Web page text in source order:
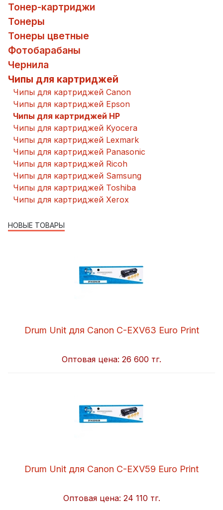
Тонер-картриджи
Тонеры
Тонеры цветные
Фотобарабаны
Чернила
Чипы для картриджей
Чипы для картриджей Canon
Чипы для картриджей Epson
Чипы для картриджей HP
Чипы для картриджей Kyocera
Чипы для картриджей Lexmark
Чипы для картриджей Panasonic
Чипы для картриджей Ricoh
Чипы для картриджей Samsung
Чипы для картриджей Toshiba
Чипы для картриджей Xerox
НОВЫЕ ТОВАРЫ
Drum Unit для Canon C-EXV63 Euro Print
Оптовая цена: 26 600 тг.
Drum Unit для Canon C-EXV59 Euro Print
Оптовая цена: 24 110 тг.